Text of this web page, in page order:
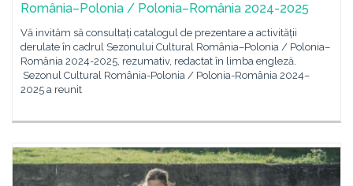
România–Polonia / Polonia–România 2024-2025
Vă invităm să consultați catalogul de prezentare a activității
derulate în cadrul Sezonului Cultural România–Polonia / Polonia–
România 2024-2025, rezumativ, redactat în limba engleză.
Sezonul Cultural România-Polonia / Polonia-România 2024–
2025 a reunit